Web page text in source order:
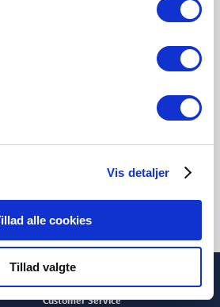
Vis detaljer
alle cookies
Tillad valgte
Customer Service